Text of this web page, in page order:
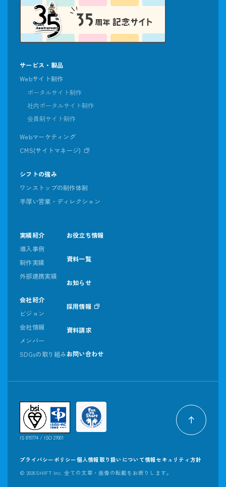
サービス・製品
Webサイト制作
ポータルサイト制作
社内ポータルサイト制作
会員制サイト制作
Webマーケティング
CMS(サイトマネージ)
シフトの強み
ワンストップの制作体制
手厚い営業・ディレクション
実績紹介
導入事例
制作実績
外部連携実績
会社紹介
ビジョン
会社情報
メンバー
SDGsの取り組み
お役立ち情報
資料一覧
お知らせ
採用情報
資料請求
お問い合わせ
プライバシーポリシー個人情報取り扱いについて情報セキュリティ方針
© 2026SHIFT Inc. 全ての文章・画像の転載をお断りします。
IS 815774 / ISO 27001